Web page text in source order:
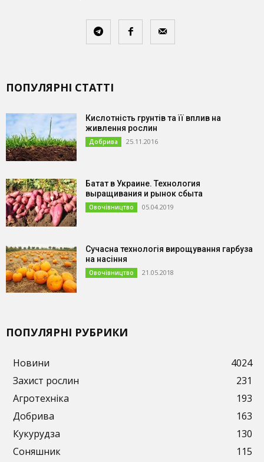
ПОПУЛЯРНІ СТАТТІ
Кислотність грунтів та її вплив на
живлення рослин
Добрива 25.11.2016
Батат в Украине. Технология
выращивания и рынок сбыта
Овочівництво 05.04.2019
Сучасна технологія вирощування гарбуза
на насіння
Овочівництво 21.05.2018
ПОПУЛЯРНІ РУБРИКИ
Новини
4024
Захист рослин
231
Агротехніка
193
Добрива
163
Кукурудза
130
Соняшник
115